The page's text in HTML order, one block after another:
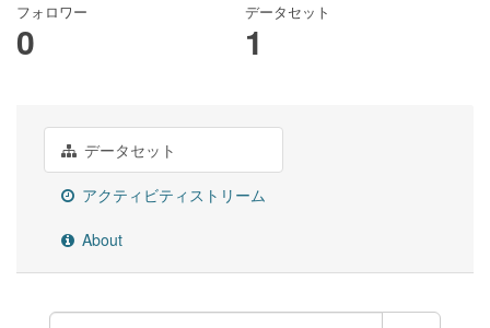
フォロワー
0
データセット
1
データセット
アクティビティストリーム
About